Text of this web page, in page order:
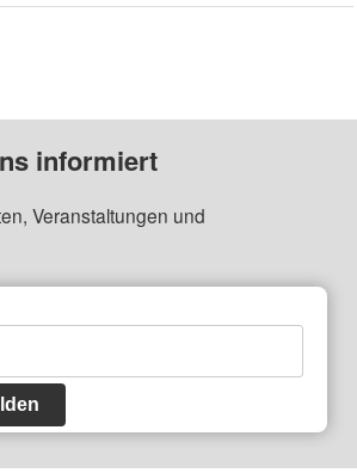
informiert
Veranstaltungen und